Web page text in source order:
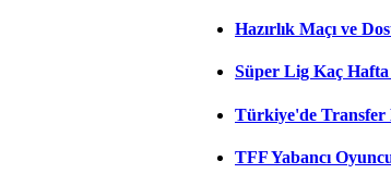
Hazırlık Maçı ve
Süper Lig Kaç
Türkiye'de Transfer
TFF Yabancı